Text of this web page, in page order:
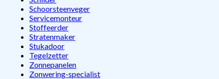
Schoorsteenveger
Servicemonteur
Stoffeerder
Stratenmaker
Stukadoor
Tegelzetter
Zonnepanelen
Zonwering-specialist